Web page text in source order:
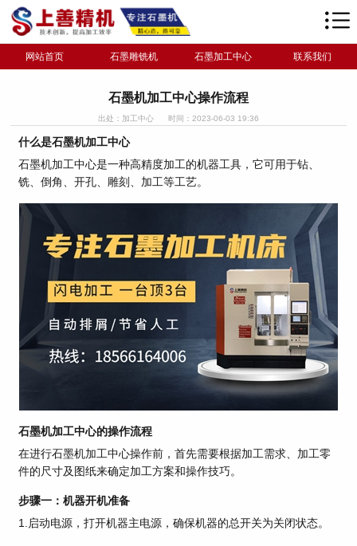
网站首页 石墨雕铣机 石墨加工中心 联系我们
石墨机加工中心操作流程
出处：加工中心 时间：2023-06-03 19:36
什么是石墨机加工中心
石墨机加工中心是一种高精度加工的机器工具，它可用于钻、
铣、倒角、开孔、雕刻、加工等工艺。
石墨机加工中心的操作流程
在进行石墨机加工中心操作前，首先需要根据加工需求、加工零
件的尺寸及图纸来确定加工方案和操作技巧。
步骤一：机器开机准备
1.启动电源，打开机器主电源，确保机器的总开关为关闭状态。